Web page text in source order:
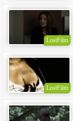
LostFilm
LostFilm